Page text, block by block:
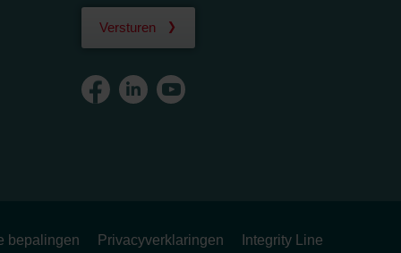
Versturen
bepalingen Privacyverklaringen Integrity Line